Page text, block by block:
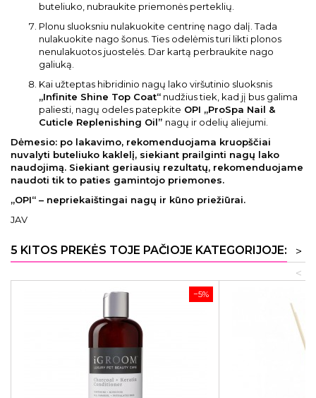
buteliuko, nubraukite priemonės perteklių.
Plonu sluoksniu nulakuokite centrinę nago dalį. Tada
nulakuokite nago šonus. Ties odelėmis turi likti plonos
nenulakuotos juostelės. Dar kartą perbraukite nago
galiuką.
Kai užteptas hibridinio nagų lako viršutinio sluoksnis
„Infinite Shine Top Coat“ nudžius tiek, kad jį bus galima
paliesti, nagų odeles patepkite OPI „ProSpa Nail &
Cuticle Replenishing Oil” nagų ir odelių aliejumi.
Dėmesio: po lakavimo, rekomenduojama kruopščiai
nuvalyti buteliuko kaklelį, siekiant prailginti nagų lako
naudojimą. Siekiant geriausių rezultatų, rekomenduojame
naudoti tik to paties gamintojo priemones.
„OPI“ – nepriekaištingai nagų ir kūno priežiūrai.
JAV
5 KITOS PREKĖS TOJE PAČIOJE KATEGORIJOJE:
>
<
−5%